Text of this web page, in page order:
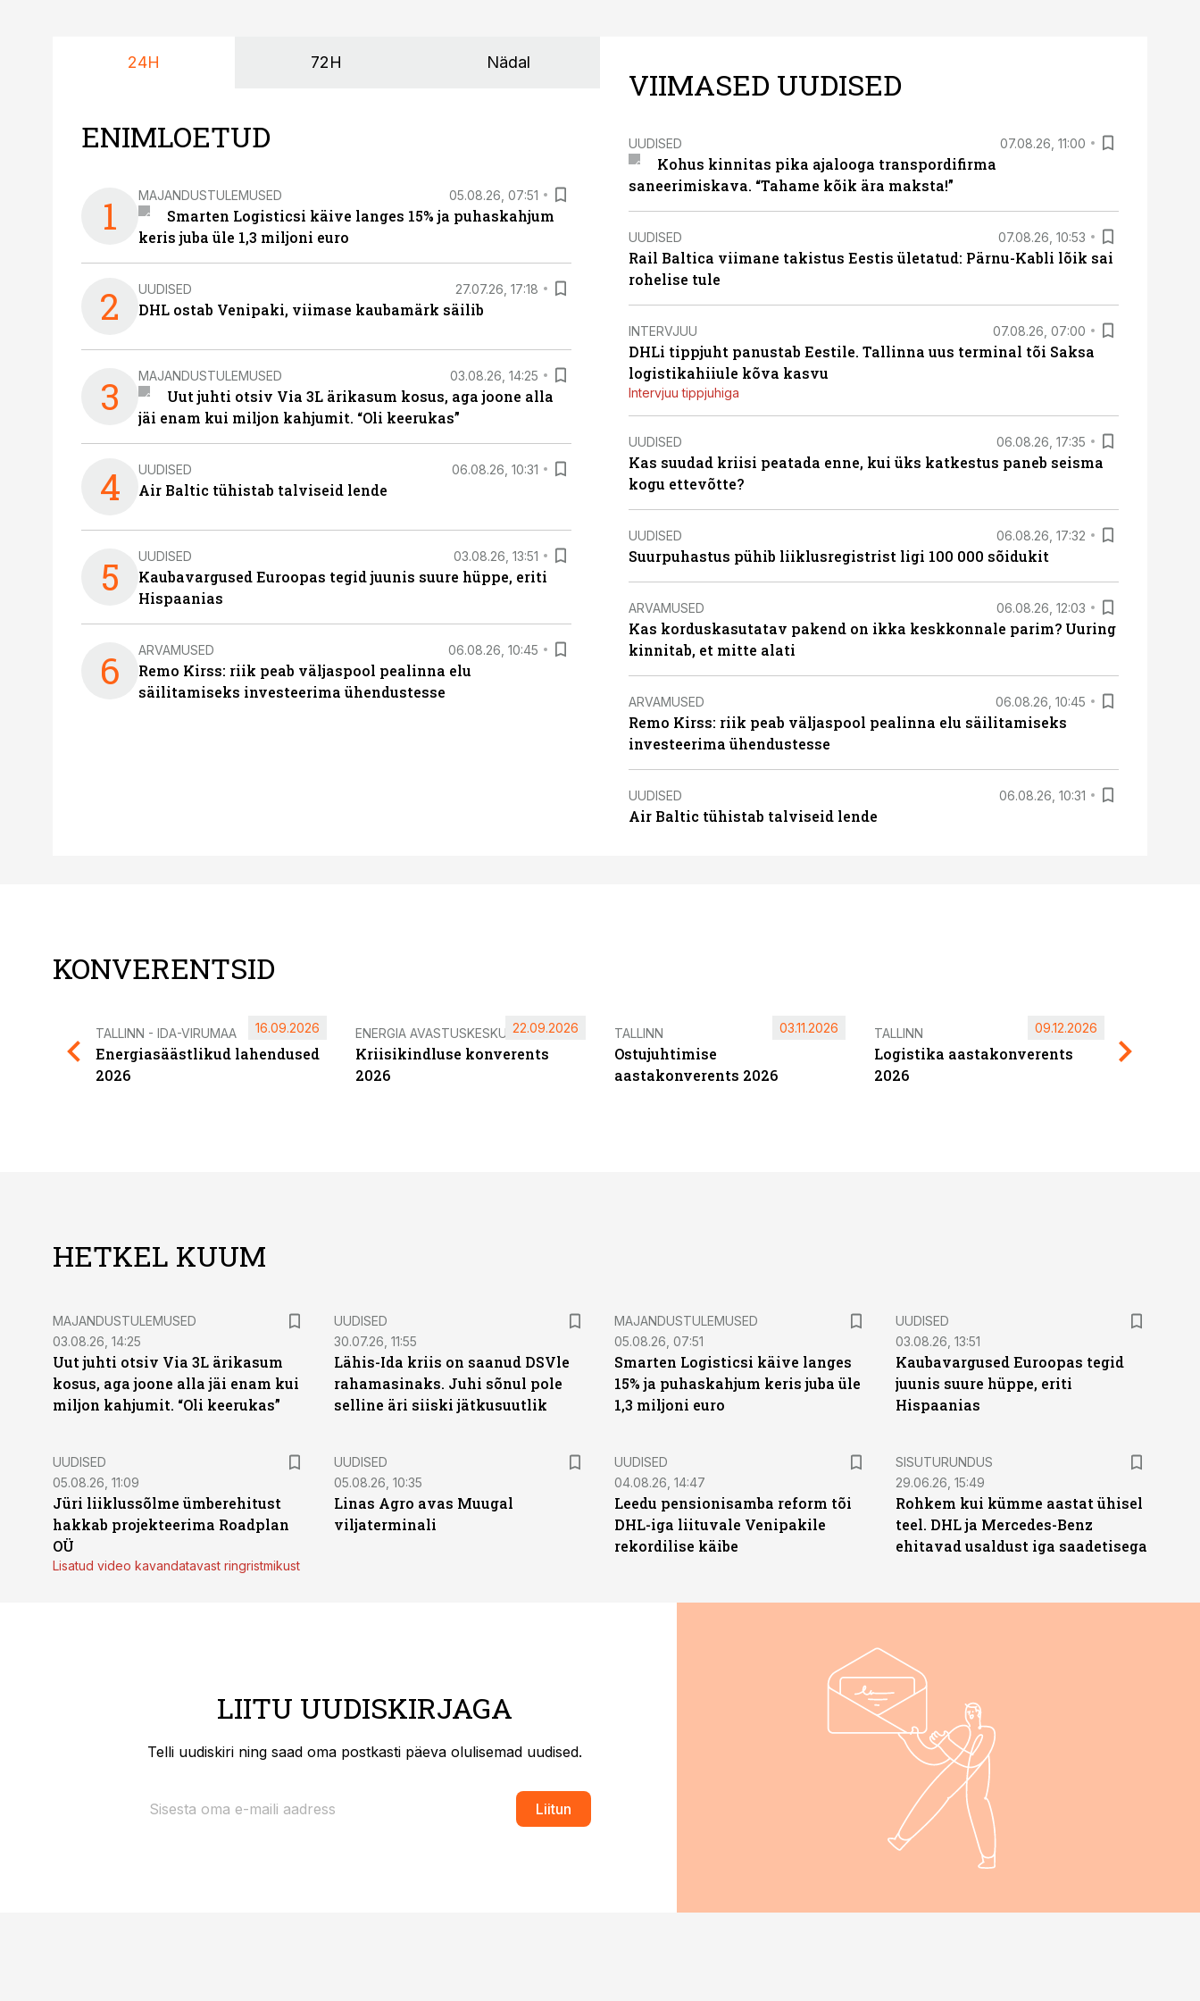
24H 72H Nädal
ENIMLOETUD
1 MAJANDUSTULEMUSED 05.08.26, 07:51
Smarten Logisticsi käive langes 15% ja puhaskahjum
keris juba üle 1,3 miljoni euro
2 UUDISED 27.07.26, 17:18
DHL ostab Venipaki, viimase kaubamärk säilib
3 MAJANDUSTULEMUSED 03.08.26, 14:25
Uut juhti otsiv Via 3L ärikasum kosus, aga joone alla
jäi enam kui miljon kahjumit. “Oli keerukas”
4 UUDISED 06.08.26, 10:31
Air Baltic tühistab talviseid lende
5 UUDISED 03.08.26, 13:51
Kaubavargused Euroopas tegid juunis suure hüppe, eriti
Hispaanias
6 ARVAMUSED 06.08.26, 10:45
Remo Kirss: riik peab väljaspool pealinna elu
säilitamiseks investeerima ühendustesse
VIIMASED UUDISED
UUDISED 07.08.26, 11:00
Kohus kinnitas pika ajalooga transpordifirma
saneerimiskava. “Tahame kõik ära maksta!”
UUDISED 07.08.26, 10:53
Rail Baltica viimane takistus Eestis ületatud: Pärnu-Kabli lõik sai
rohelise tule
INTERVJUU 07.08.26, 07:00
DHLi tippjuht panustab Eestile. Tallinna uus terminal tõi Saksa
logistikahiiule kõva kasvu
Intervjuu tippjuhiga
UUDISED 06.08.26, 17:35
Kas suudad kriisi peatada enne, kui üks katkestus paneb seisma
kogu ettevõtte?
UUDISED 06.08.26, 17:32
Suurpuhastus pühib liiklusregistrist ligi 100 000 sõidukit
ARVAMUSED 06.08.26, 12:03
Kas korduskasutatav pakend on ikka keskkonnale parim? Uuring
kinnitab, et mitte alati
ARVAMUSED 06.08.26, 10:45
Remo Kirss: riik peab väljaspool pealinna elu säilitamiseks
investeerima ühendustesse
UUDISED 06.08.26, 10:31
Air Baltic tühistab talviseid lende
KONVERENTSID
TALLINN - IDA-VIRUMAA
Energiasäästlikud lahendused
2026
16.09.2026 ENERGIA AVASTUSKESKUS
Kriisikindluse konverents
2026
22.09.2026 TALLINN
Ostujuhtimise
aastakonverents 2026
03.11.2026 TALLINN
Logistika aastakonverents
2026
09.12.2026
HETKEL KUUM
MAJANDUSTULEMUSED
03.08.26, 14:25
Uut juhti otsiv Via 3L ärikasum
kosus, aga joone alla jäi enam kui
miljon kahjumit. “Oli keerukas”
UUDISED
30.07.26, 11:55
Lähis-Ida kriis on saanud DSVle
rahamasinaks. Juhi sõnul pole
selline äri siiski jätkusuutlik
MAJANDUSTULEMUSED
05.08.26, 07:51
Smarten Logisticsi käive langes
15% ja puhaskahjum keris juba üle
1,3 miljoni euro
UUDISED
03.08.26, 13:51
Kaubavargused Euroopas tegid
juunis suure hüppe, eriti
Hispaanias
UUDISED
05.08.26, 11:09
Jüri liiklussõlme ümberehitust
hakkab projekteerima Roadplan
OÜ
Lisatud video kavandatavast ringristmikust
UUDISED
05.08.26, 10:35
Linas Agro avas Muugal
viljaterminali
UUDISED
04.08.26, 14:47
Leedu pensionisamba reform tõi
DHL-iga liituvale Venipakile
rekordilise käibe
ST
SISUTURUNDUS
29.06.26, 15:49
Rohkem kui kümme aastat ühisel
teel. DHL ja Mercedes-Benz
ehitavad usaldust iga saadetisega
LIITU UUDISKIRJAGA
Telli uudiskiri ning saad oma postkasti päeva olulisemad uudised.
Liitun